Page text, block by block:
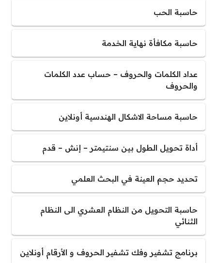
حاسبة الحب
حاسبة مكافأة نهاية الخدمة
عداد الكلمات والحروف – حساب عدد الكلمات
والحروف
حاسبة مساحة الاشكال الهندسية أونلاين
أداة تحويل الطول بين سنتيمتر – إنش – قدم
تحديد حجم العينة في البحث العلمي
حاسبة التحويل من النظام العشري الى النظام
الثنائي
برنامج تشفير وفك تشفير الحروف و الأرقام أونلاين